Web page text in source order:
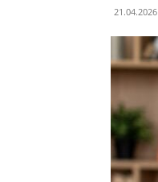
21.04.2026